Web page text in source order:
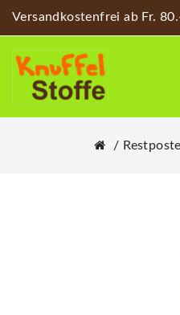
Versandkostenfrei ab Fr.